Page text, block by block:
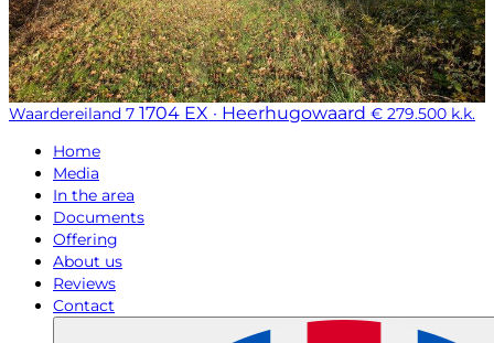
Waardereiland 7 1704 EX · Heerhugowaard € 279.500 k.k.
Home
Media
In the area
Documents
Offering
About us
Reviews
Contact